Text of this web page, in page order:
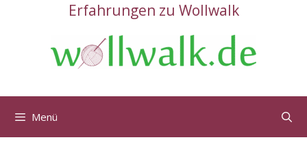
Erfahrungen zu Wollwalk
Menü